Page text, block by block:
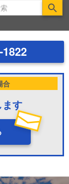
合
す